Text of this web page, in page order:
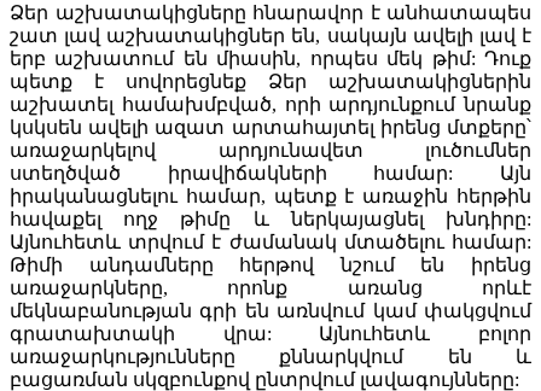
Ձեր աշխատակիցները հնարավոր է անհատապես
շատ լավ աշխատակիցներ են, սակայն ավելի լավ է
երբ աշխատում են միասին, որպես մեկ թիմ: Դուք
պետք է սովորեցնեք Ձեր աշխատակիցներին
աշխատել համախմբված, որի արդյունքում նրանք
կսկսեն ավելի ազատ արտահայտել իրենց մտքերը՝
առաջարկելով արդյունավետ լուծումներ
ստեղծված իրավիճակների համար: Այն
իրականացնելու համար, պետք է առաջին հերթին
հավաքել ողջ թիմը և ներկայացնել խնդիրը:
Այնուհետև տրվում է ժամանակ մտածելու համար:
Թիմի անդամները հերթով նշում են իրենց
առաջարկները, որոնք առանց որևէ
մեկնաբանության գրի են առնվում կամ փակցվում
գրատախտակի վրա: Այնուհետև բոլոր
առաջարկությունները քննարկվում են և
բացառման սկզբունքով ընտրվում լավագույնները: